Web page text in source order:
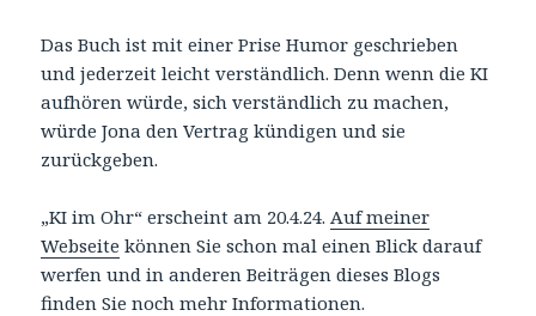
Das Buch ist mit einer Prise Humor geschrieben
und jederzeit leicht verständlich. Denn wenn die KI
aufhören würde, sich verständlich zu machen,
würde Jona den Vertrag kündigen und sie
zurückgeben.
„KI im Ohr“ erscheint am 20.4.24. Auf meiner
Webseite können Sie schon mal einen Blick darauf
werfen und in anderen Beiträgen dieses Blogs
finden Sie noch mehr Informationen.